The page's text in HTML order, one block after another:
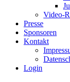
Video-
Presse
Sponsoren
Kontakt
Login